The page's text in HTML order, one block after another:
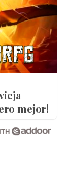
mejor!